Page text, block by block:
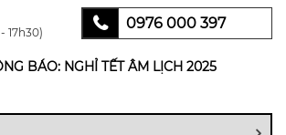
17h30)
0976 000 397
BÁO: NGHỈ TẾT ÂM LỊCH 2025